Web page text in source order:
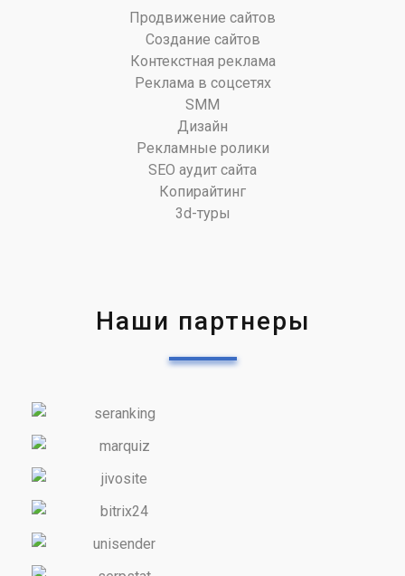
Продвижение сайтов
Создание сайтов
Контекстная реклама
Реклама в соцсетях
SMM
Дизайн
Рекламные ролики
SEO аудит сайта
Копирайтинг
3d-туры
Наши партнеры